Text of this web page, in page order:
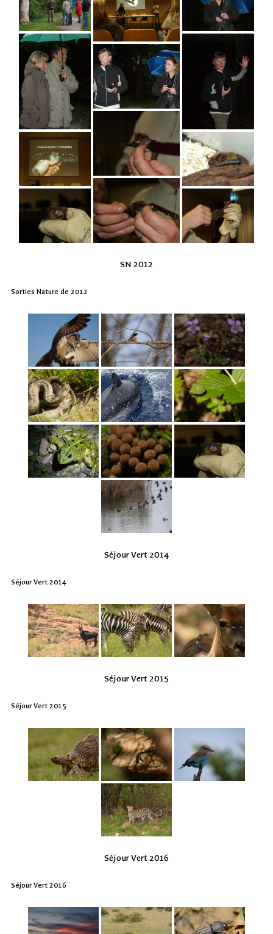
SN 2012
Sorties Nature de 2012
Séjour Vert 2014
Séjour Vert 2014
Séjour Vert 2015
Séjour Vert 2015
Séjour Vert 2016
Séjour Vert 2016